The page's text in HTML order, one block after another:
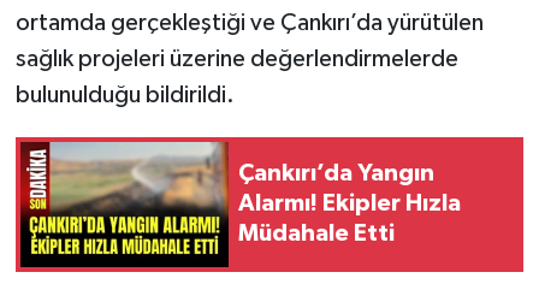
ortamda gerçekleştiği ve Çankırı’da yürütülen
sağlık projeleri üzerine değerlendirmelerde
bulunulduğu bildirildi.
Çankırı’da Yangın
Alarmı! Ekipler Hızla
Müdahale Etti